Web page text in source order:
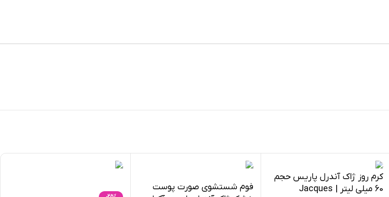
کرم روز ژاک آندرل پاریس حجم
60 میلی لیتر | Jacques
فوم شستشوی صورت پوست